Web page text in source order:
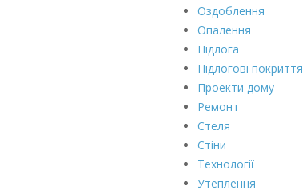
Оздоблення
Опалення
Підлога
Підлогові покриття
Проекти дому
Ремонт
Стеля
Стіни
Технології
Утеплення